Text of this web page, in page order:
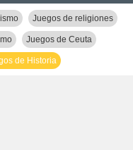
Juegos de religiones
Juegos de Ceuta
de Historia